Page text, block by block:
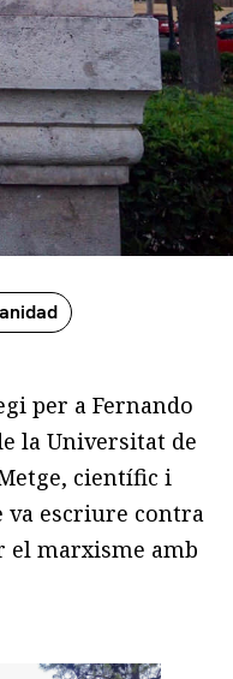
per a Fernando
la Universitat de
científic i
escriure contra
el marxisme amb